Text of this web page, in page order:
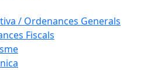
/ Ordenances Generals
Fiscals